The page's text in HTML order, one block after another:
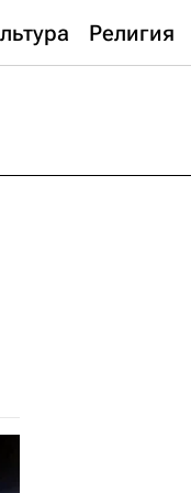
Религия